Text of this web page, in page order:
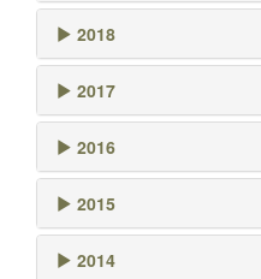
2018
2017
2016
2015
2014